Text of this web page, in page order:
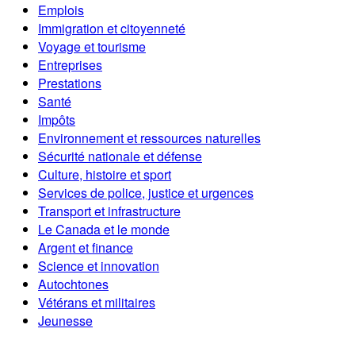
Emplois
Immigration et citoyenneté
Voyage et tourisme
Entreprises
Prestations
Santé
Impôts
Environnement et ressources naturelles
Sécurité nationale et défense
Culture, histoire et sport
Services de police, justice et urgences
Transport et infrastructure
Le Canada et le monde
Argent et finance
Science et innovation
Autochtones
Vétérans et militaires
Jeunesse